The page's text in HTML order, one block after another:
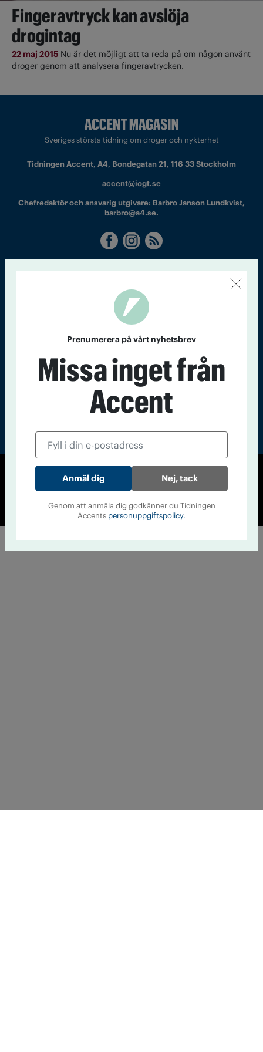
Fingeravtryck kan avslöja
drogintag
22 maj 2015 Nu är det möjligt att ta reda på om någon använt
droger genom att analysera fingeravtrycken.
Sveriges största tidning om droger och nykterhet
Tidningen Accent, A4, Bondegatan 21, 116 33 Stockholm
accent@iogt.se
Chefredaktör och ansvarig utgivare: Barbro Janson Lundkvist,
barbro@a4.se.
Kontakt Om Tidningen Tidningsarkiv In English
© Tidningen Accent 2026
Prenumerera på vårt nyhetsbrev
Missa inget från
Accent
Nej, tack
Genom att anmäla dig godkänner du Tidningen
Accents personuppgiftspolicy.